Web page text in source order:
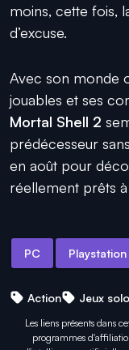
moins, cette fois,
d’excuse.
Avec son monde
jouables et ses
Mortal Shell 2
prédécesseur
en août pour
réellement prêts
PC Playstation
Action Jeux solo
Les liens présents dans
programmes